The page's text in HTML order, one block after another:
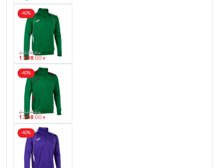
-40%
2 323.00 ₴
1 398 00 ₴
-40%
2 323.00 ₴
1 398.00 ₴
-40%